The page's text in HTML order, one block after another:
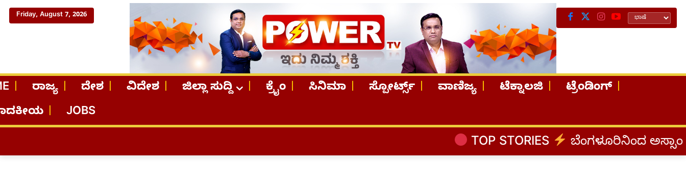
Friday, August 7, 2026
ರಾಜ್ಯ ದೇಶ ವಿದೇಶ ಜಿಲ್ಲಾ ಸುದ್ದಿ ಕ್ರೈಂ ಸಿನಿಮಾ ಸ್ಪೋರ್ಟ್ಸ್ ವಾಣಿಜ್ಯ ಟೆಕ್ನಾಲಜಿ
ಟ್ರೆಂಡಿಂಗ್
JOBS
TOP STORIES ಬೆಂಗಳೂರಿನಿಂದ ಅಸ್ಸಾಂ ಪ್ರವಾಹ